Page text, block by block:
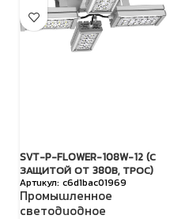
SVT-P-FLOWER-108W-12 (С
ЗАЩИТОЙ ОТ 380В, ТРОС)
c6d1bac01969
Промышленное
светодиодное